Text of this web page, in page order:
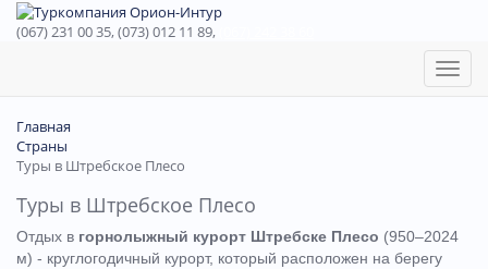
(067) 231 00 35, (073) 012 11 89,
Toggle
Главная
Страны
Туры в Штребское Плесо
Туры в Штребское Плесо
Отдых в горнолыжный курорт Штребске Плесо (950–2024
м) - круглогодичный курорт, который расположен на берегу